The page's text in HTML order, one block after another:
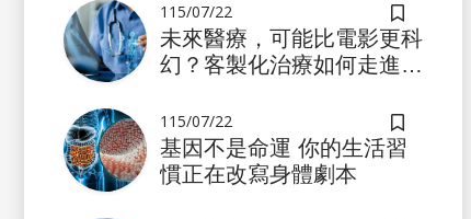
儲存書籤
115/07/22
未來醫療，可能比電影更科
幻？客製化治療如何走進真
儲存書籤
115/07/22
基因不是命運 你的生活習
慣正在改寫身體劇本